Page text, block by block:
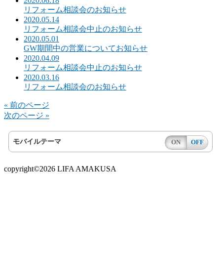
リフォーム相談会のお知らせ
2020.05.14
リフォーム相談会中止のお知らせ
2020.05.01
GW期間中の営業についてお知らせ
2020.04.09
リフォーム相談会中止のお知らせ
2020.03.16
リフォーム相談会のお知らせ
« 前のページ
次のページ »
モバイルテーマ ON OFF
copyright©2026 LIFA AMAKUSA